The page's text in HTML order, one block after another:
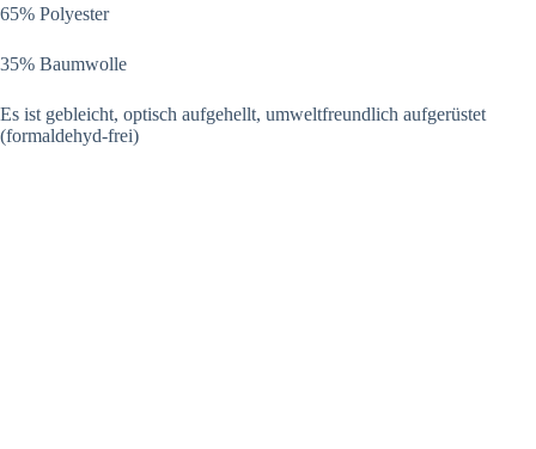
65% Polyester
35% Baumwolle
Es ist gebleicht, optisch aufgehellt, umweltfreundlich aufgerüstet
(formaldehyd-frei)